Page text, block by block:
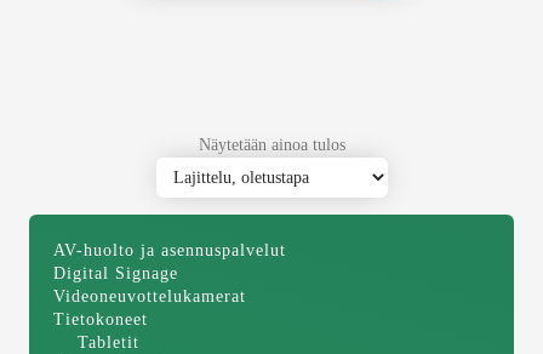
Näytetään ainoa tulos
AV-huolto ja asennuspalvelut
Digital Signage
Videoneuvottelukamerat
Tietokoneet
Tabletit